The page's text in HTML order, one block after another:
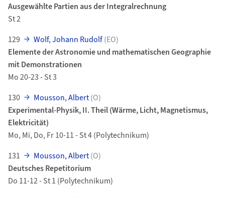
Ausgewählte Partien aus der Integralrechnung
St 2
129
Wolf, Johann Rudolf(EO)
Elemente der Astronomie und mathematischen Geographie
mit Demonstrationen
Mo 20-23 - St 3
130
Mousson, Albert(O)
Experimental-Physik, II. Theil (Wärme, Licht, Magnetismus,
Elektricität)
Mo, Mi, Do, Fr 10-11 - St 4 (Polytechnikum)
131
Mousson, Albert(O)
Deutsches Repetitorium
Do 11-12 - St 1 (Polytechnikum)